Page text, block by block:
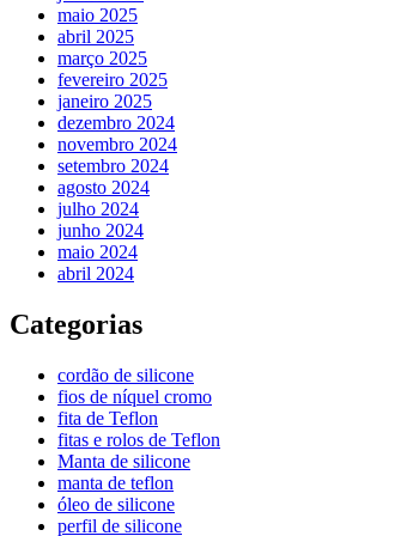
maio 2025
abril 2025
março 2025
fevereiro 2025
janeiro 2025
dezembro 2024
novembro 2024
setembro 2024
agosto 2024
julho 2024
junho 2024
maio 2024
abril 2024
Categorias
cordão de silicone
fios de níquel cromo
fita de Teflon
fitas e rolos de Teflon
Manta de silicone
manta de teflon
óleo de silicone
perfil de silicone